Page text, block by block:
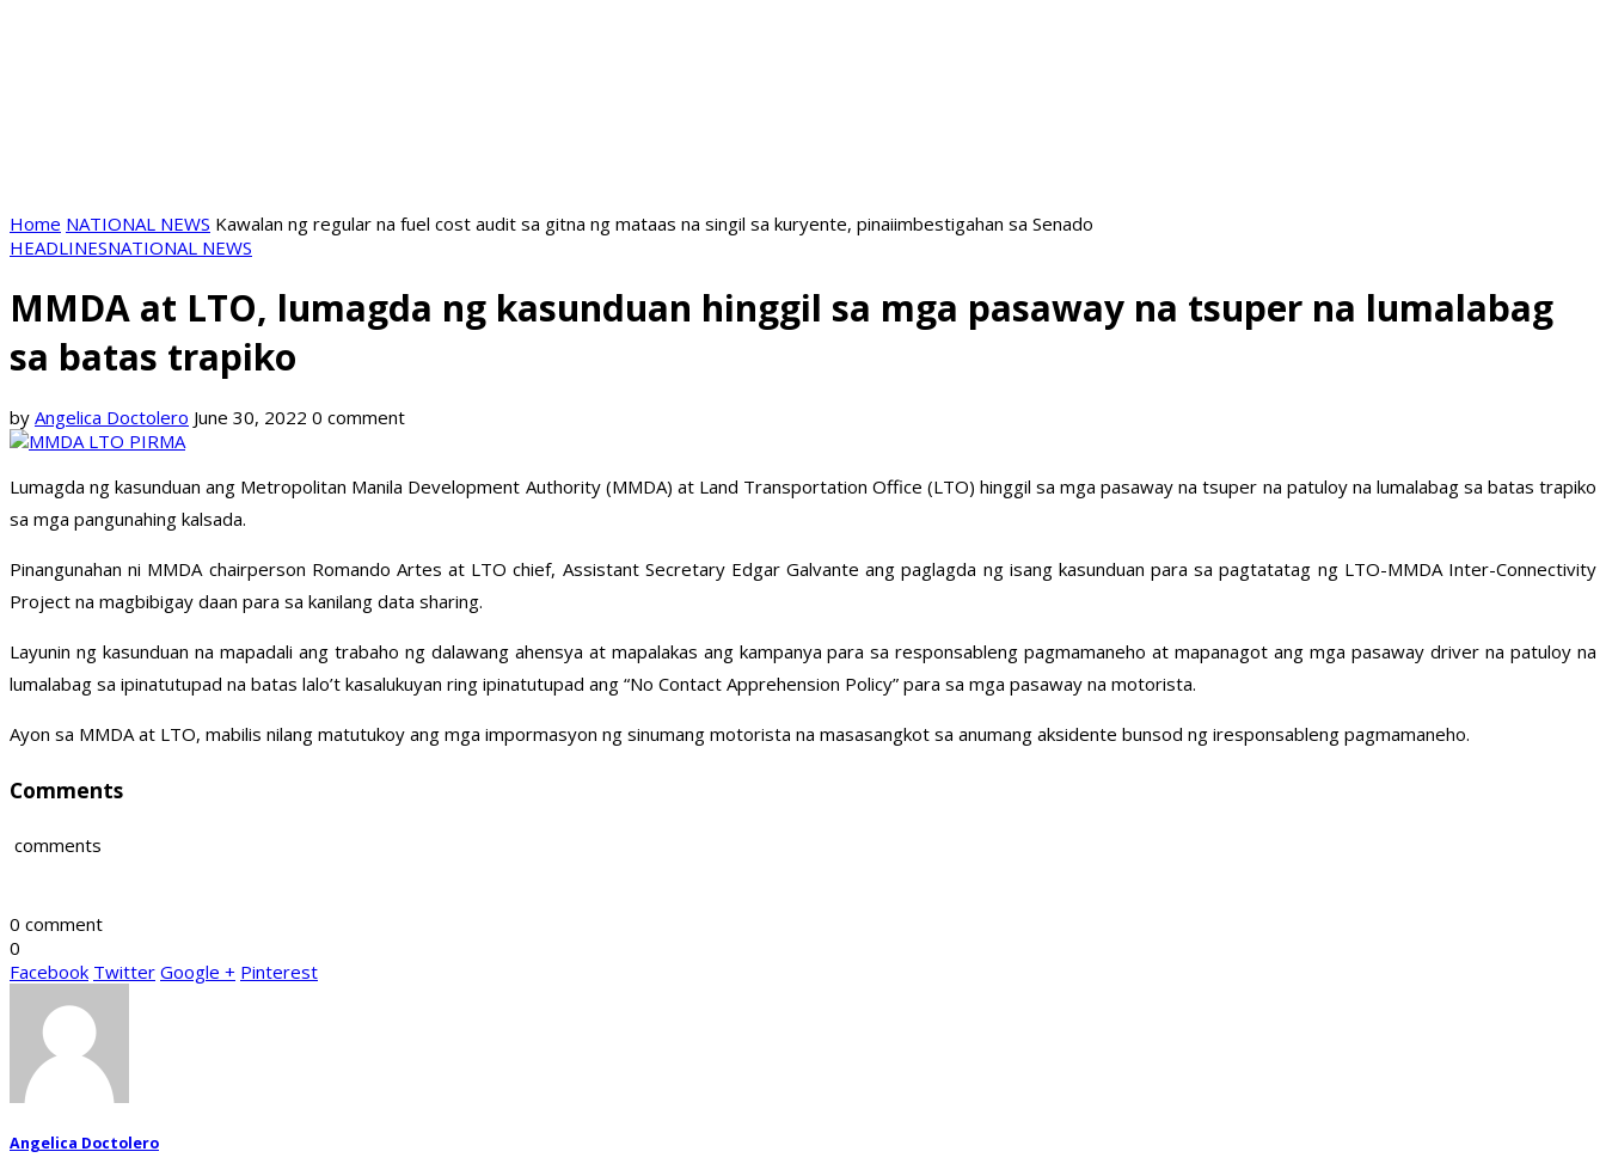
Home NATIONAL NEWS Kawalan ng regular na fuel cost audit sa gitna ng mataas na singil sa kuryente, pinaiimbestigahan sa Senado
HEADLINESNATIONAL NEWS
MMDA at LTO, lumagda ng kasunduan hinggil sa mga pasaway na tsuper na lumalabag
sa batas trapiko
by Angelica Doctolero June 30, 2022 0 comment
Lumagda ng kasunduan ang Metropolitan Manila Development Authority (MMDA) at Land Transportation Office (LTO) hinggil sa mga pasaway na tsuper na patuloy na lumalabag sa batas trapiko
sa mga pangunahing kalsada.
Pinangunahan ni MMDA chairperson Romando Artes at LTO chief, Assistant Secretary Edgar Galvante ang paglagda ng isang kasunduan para sa pagtatatag ng LTO-MMDA Inter-Connectivity
Project na magbibigay daan para sa kanilang data sharing.
Layunin ng kasunduan na mapadali ang trabaho ng dalawang ahensya at mapalakas ang kampanya para sa responsableng pagmamaneho at mapanagot ang mga pasaway driver na patuloy na
lumalabag sa ipinatutupad na batas lalo’t kasalukuyan ring ipinatutupad ang “No Contact Apprehension Policy” para sa mga pasaway na motorista.
Ayon sa MMDA at LTO, mabilis nilang matutukoy ang mga impormasyon ng sinumang motorista na masasangkot sa anumang aksidente bunsod ng iresponsableng pagmamaneho.
Comments
comments
0 comment
0
Facebook Twitter Google + Pinterest
Angelica Doctolero